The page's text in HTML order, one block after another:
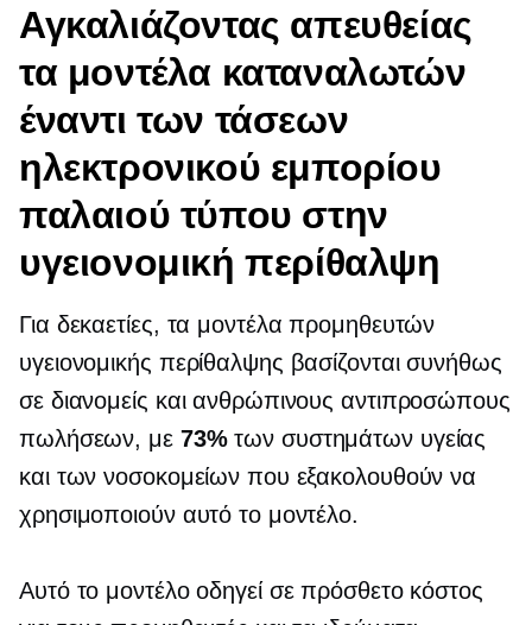
Αγκαλιάζοντας απευθείας
τα μοντέλα καταναλωτών
έναντι των τάσεων
ηλεκτρονικού εμπορίου
παλαιού τύπου στην
υγειονομική περίθαλψη
Για δεκαετίες, τα μοντέλα προμηθευτών
υγειονομικής περίθαλψης βασίζονται συνήθως
σε διανομείς και ανθρώπινους αντιπροσώπους
πωλήσεων, με 73%των συστημάτων υγείας
και των νοσοκομείων που εξακολουθούν να
χρησιμοποιούν αυτό το μοντέλο.
Αυτό το μοντέλο οδηγεί σε πρόσθετο κόστος